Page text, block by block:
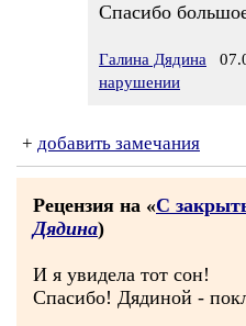
Спасибо
Галина Дядина
нарушении
+ добавить замечания
Рецензия на «С
Дядина)
И я увидела тот сон!
Спасибо! Дядиной -